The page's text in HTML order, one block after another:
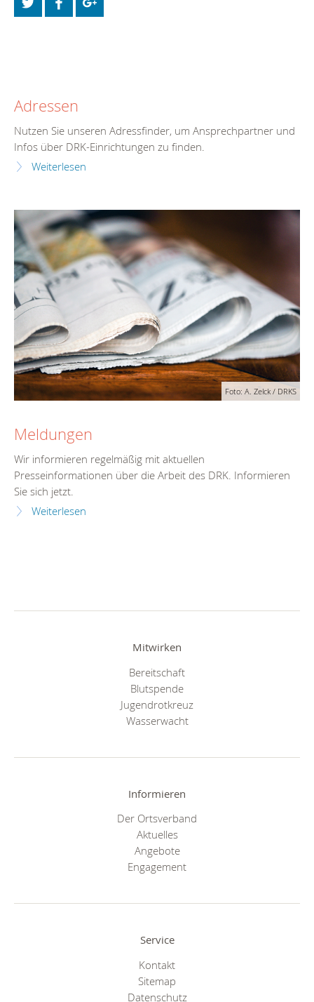
Adressen
Nutzen Sie unseren Adressfinder, um Ansprechpartner und
Infos über DRK-Einrichtungen zu finden.
Weiterlesen
Foto: A. Zelck / DRKS
Meldungen
Wir informieren regelmäßig mit aktuellen
Presseinformationen über die Arbeit des DRK. Informieren
Sie sich jetzt.
Weiterlesen
Mitwirken
Bereitschaft
Blutspende
Jugendrotkreuz
Wasserwacht
Informieren
Der Ortsverband
Aktuelles
Angebote
Engagement
Service
Kontakt
Sitemap
Datenschutz